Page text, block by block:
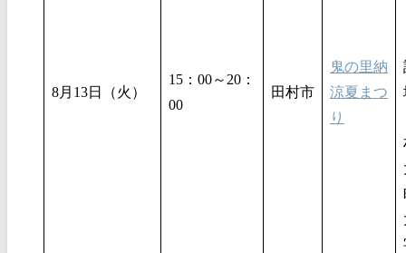
8月13日（火）
15：00～20：
00
田村市
鬼の里納
涼夏まつ
り